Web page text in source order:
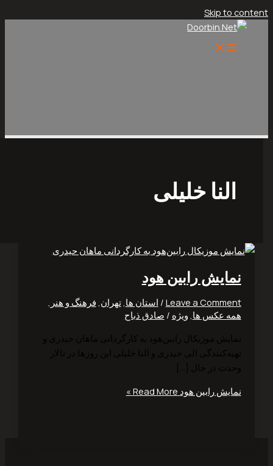
Skip
خلیلی
رابین هود
Leave a
/استان ها, تهران,فرهنگ و هنر,
عکس ها,ویژه/صادق ذباح
رابین هودRead More »